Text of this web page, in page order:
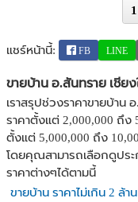
1
แชร์หน้านี้: FB LINE
ขายบ้าน อ.สันทราย เชียง
เราสรุปช่วงราคาขายบ้าน
ราคาตั้งแต่ 2,000,000 ถึง
ตั้งแต่ 5,000,000 ถึง
โดยคุณสามารถเลือกดูประ
ราคาต่างๆได้ตามนี้
ขายบ้าน ราคาไม่เกิน 2 ล้า